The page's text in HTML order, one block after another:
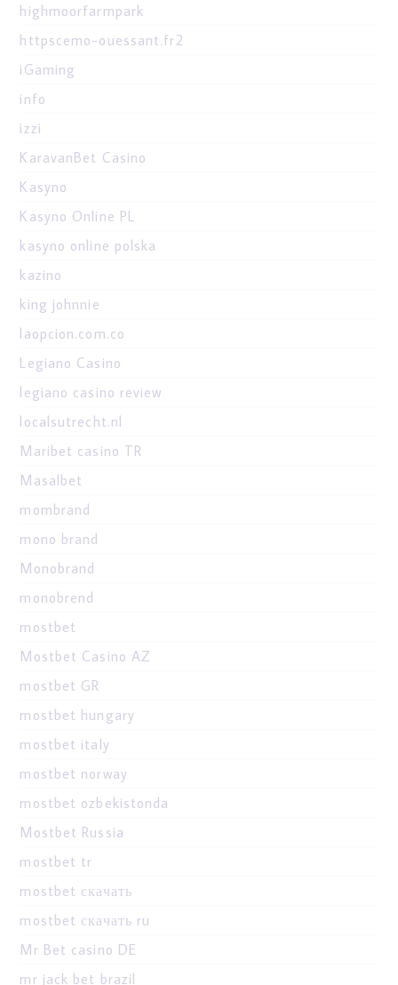
highmoorfarmpark
httpscemo-ouessant.fr2
iGaming
info
izzi
KaravanBet Casino
Kasyno
Kasyno Online PL
kasyno online polska
kazino
king johnnie
laopcion.com.co
Legiano Casino
legiano casino review
localsutrecht.nl
Maribet casino TR
Masalbet
mombrand
mono brand
Monobrand
monobrend
mostbet
Mostbet Casino AZ
mostbet GR
mostbet hungary
mostbet italy
mostbet norway
mostbet ozbekistonda
Mostbet Russia
mostbet tr
mostbet скачать
mostbet скачать ru
Mr Bet casino DE
mr jack bet brazil